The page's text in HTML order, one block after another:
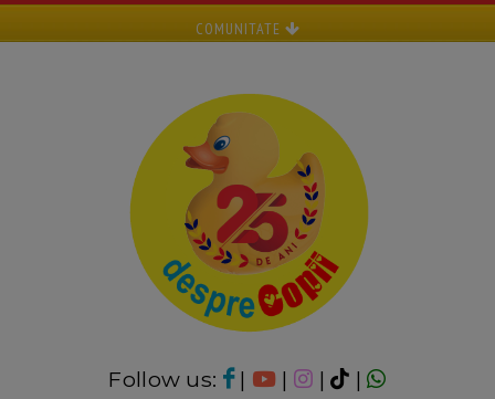
COMUNITATE
Follow us: | | |
|